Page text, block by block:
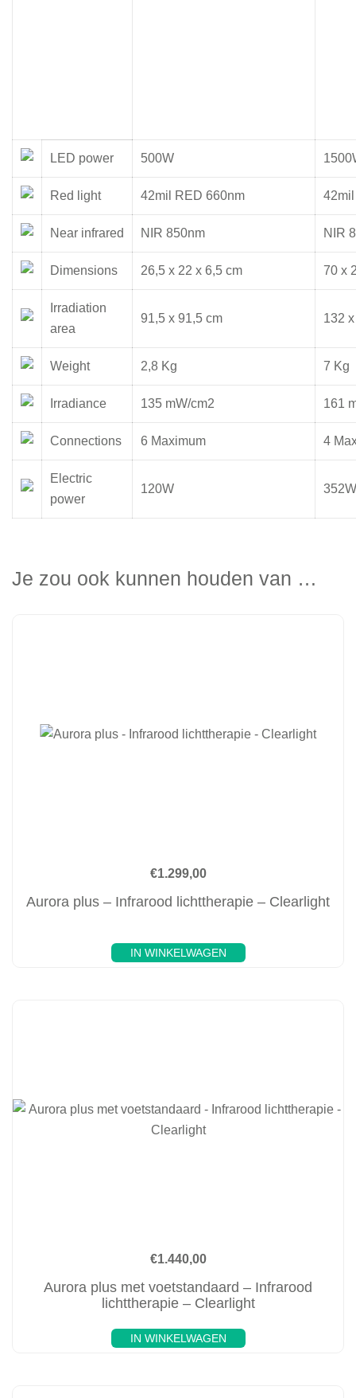
LED power 500W
Red light 42mil RED 660nm
Near infrared NIR 850nm NIR
Dimensions 26,5 x 22 x 6,5 cm 70 x
Irradiation
area
91,5 x 91,5 cm 132
Weight 2,8 Kg 7 Kg
Irradiance 135 mW/cm2 161
Connections 6 Maximum 4
Electric
power
120W 352W
Je zou ook kunnen houden van …
€1.299,00
Aurora plus – Infrarood lichttherapie – Clearlight
IN WINKELWAGEN
€1.440,00
Aurora plus met voetstandaard – Infrarood
lichttherapie – Clearlight
IN WINKELWAGEN